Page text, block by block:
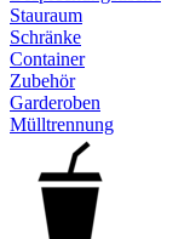
Stauraum
Schränke
Container
Zubehör
Garderoben
Mülltrennung